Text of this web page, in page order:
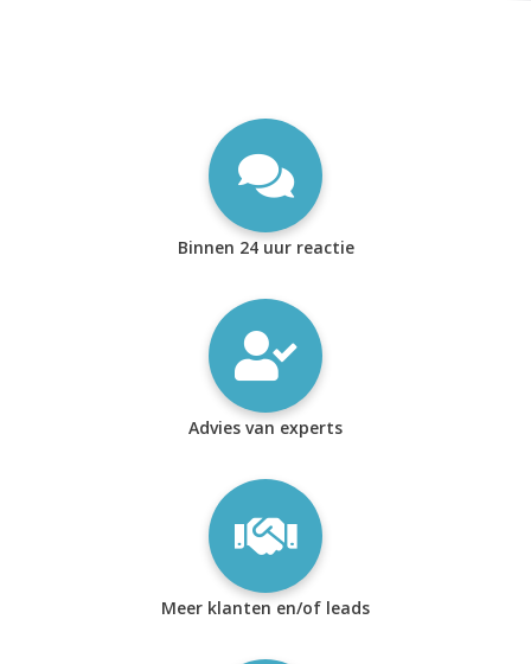
Binnen 24 uur reactie
Advies van experts
Meer klanten en/of leads